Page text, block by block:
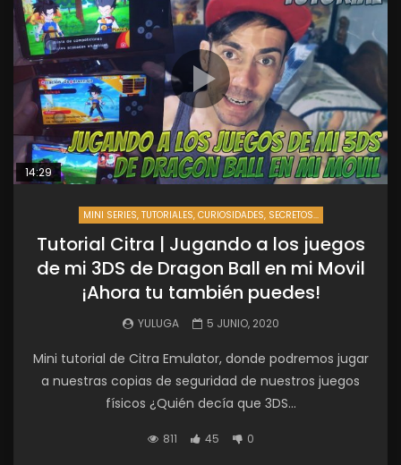
14:29
MINI SERIES, TUTORIALES, CURIOSIDADES, SECRETOS...
Tutorial Citra | Jugando a los juegos
de mi 3DS de Dragon Ball en mi Movil
¡Ahora tu también puedes!
YULUGA 5 JUNIO, 2020
Mini tutorial de Citra Emulator, donde podremos jugar
a nuestras copias de seguridad de nuestros juegos
físicos ¿Quién decía que 3DS...
811 45 0